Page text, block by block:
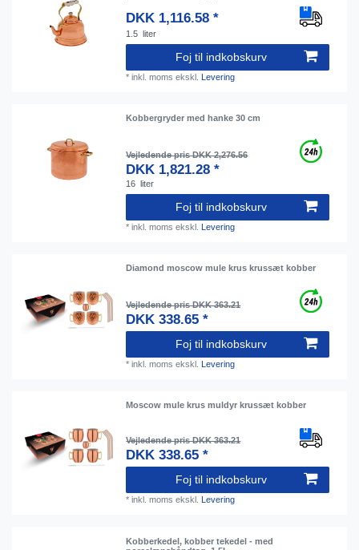
DKK 1,116.58 *
1.5 liter
Foj til indkobskurv
*inkl. moms ekskl. Levering
Kobbergryder med hanke 30 cm
Vejledende pris DKK 2,276.56
DKK 1,821.28 *
16 liter
Foj til indkobskurv
*inkl. moms ekskl. Levering
Diamond moscow mule krus krussæt kobber
Vejledende pris DKK 363.21
DKK 338.65 *
Foj til indkobskurv
*inkl. moms ekskl. Levering
Moscow mule krus muldyr krussæt kobber
Vejledende pris DKK 363.21
DKK 338.65 *
Foj til indkobskurv
*inkl. moms ekskl. Levering
Kobberkedel, kobber tekedel - med